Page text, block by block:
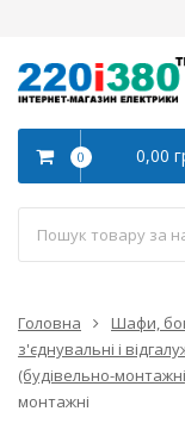
0 0,00
Головна Шафи,
з'єднувальні і
(будівельно-
монтажні